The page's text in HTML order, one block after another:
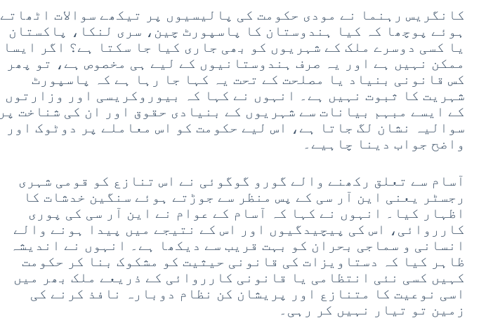
کانگریس رہنما نے مودی حکومت کی پالیسیوں پر تیکھے سوالات اٹھاتے
ہوئے پوچھا کہ کیا ہندوستان کا پاسپورٹ چین، سری لنکا، پاکستان
یا کسی دوسرے ملک کے شہریوں کو بھی جاری کیا جا سکتا ہے؟ اگر ایسا
ممکن نہیں ہے اور یہ صرف ہندوستانیوں کے لیے ہی مخصوص ہے، تو پھر
کس قانونی بنیاد یا مصلحت کے تحت یہ کہا جا رہا ہے کہ پاسپورٹ
شہریت کا ثبوت نہیں ہے۔ انہوں نے کہا کہ بیوروکریسی اور وزارتوں
کے ایسے مبہم بیانات سے شہریوں کے بنیادی حقوق اور ان کی شناخت پر
سوالیہ نشان لگ جاتا ہے، اس لیے حکومت کو اس معاملے پر دوٹوک اور
واضح جواب دینا چاہیے۔
آسام سے تعلق رکھنے والے گورو گوگوئی نے اس تنازع کو قومی شہری
رجسٹر یعنی این آر سی کے پس منظر سے جوڑتے ہوئے سنگین خدشات کا
اظہار کیا۔ انہوں نے کہا کہ آسام کے عوام نے این آر سی کی پوری
کارروائی، اس کی پیچیدگیوں اور اس کے نتیجے میں پیدا ہونے والے
انسانی و سماجی بحران کو بہت قریب سے دیکھا ہے۔ انہوں نے اندیشہ
ظاہر کیا کہ دستاویزات کی قانونی حیثیت کو مشکوک بنا کر حکومت
کہیں کسی نئی انتظامی یا قانونی کارروائی کے ذریعے ملک بھر میں
اسی نوعیت کا متنازع اور پریشان کن نظام دوبارہ نافذ کرنے کی
زمین تو تیار نہیں کر رہی۔